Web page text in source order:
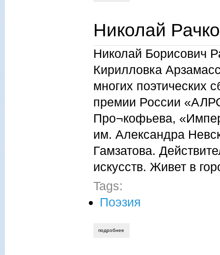
Николай
Николай Борисович
Кирилловка
многих поэтических
премии России
Про¬кофьева,
им. Александра
Гамзатова.
искусств. Живет в
Tags:
Поэзия
подробнее